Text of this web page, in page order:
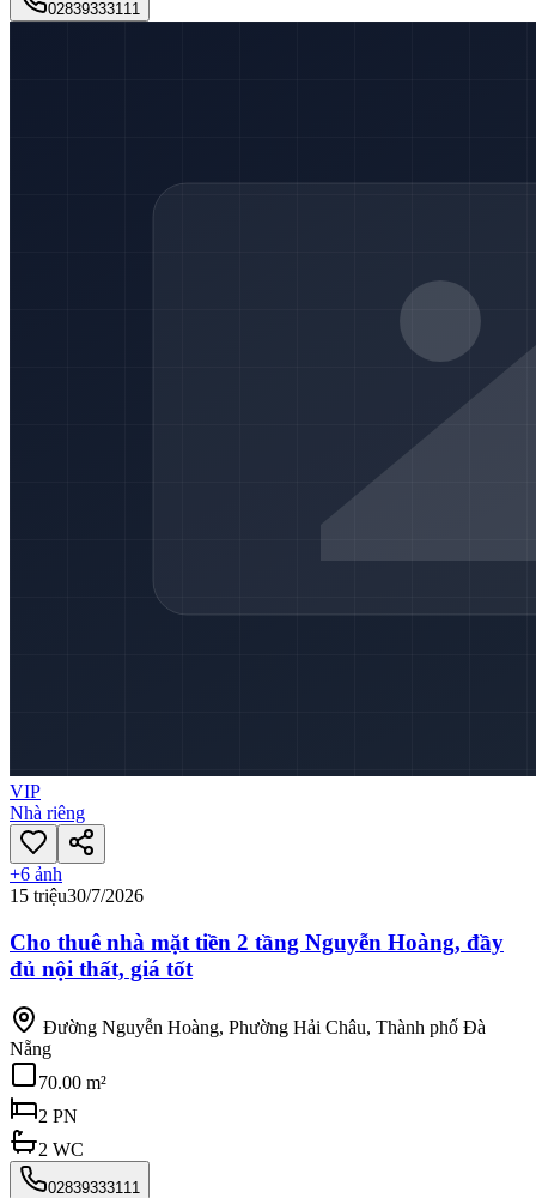
02839333111
VIP
Nhà riêng
+6 ảnh
15 triệu30/7/2026
Cho thuê nhà mặt tiền 2 tầng Nguyễn Hoàng, đầy
đủ nội thất, giá tốt
Đường Nguyễn Hoàng, Phường Hải Châu, Thành phố Đà
Nẵng
70.00 m²
2 PN
2 WC
02839333111